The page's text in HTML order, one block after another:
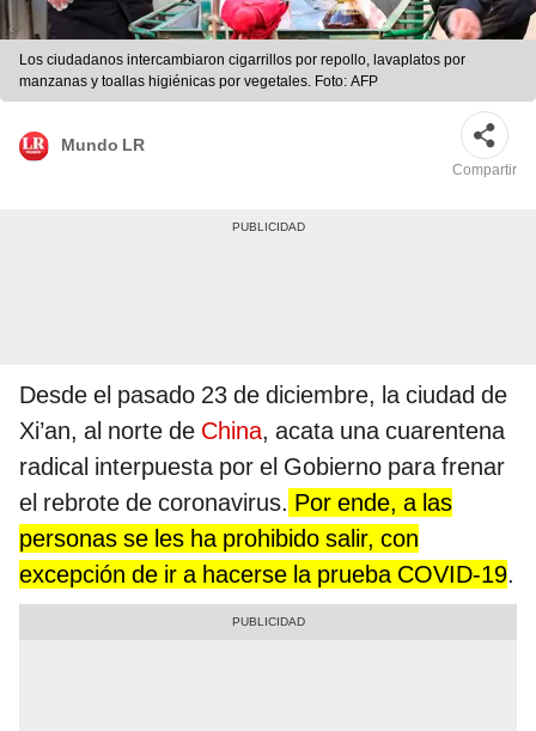
Los ciudadanos intercambiaron cigarrillos por repollo, lavaplatos por
manzanas y toallas higiénicas por vegetales. Foto: AFP
Mundo LR
Compartir
Desde el pasado 23 de diciembre, la ciudad de
Xi’an, al norte de China, acata una cuarentena
radical interpuesta por el Gobierno para frenar
el rebrote de coronavirus. Por ende, a las
personas se les ha prohibido salir, con
excepción de ir a hacerse la prueba COVID-19.